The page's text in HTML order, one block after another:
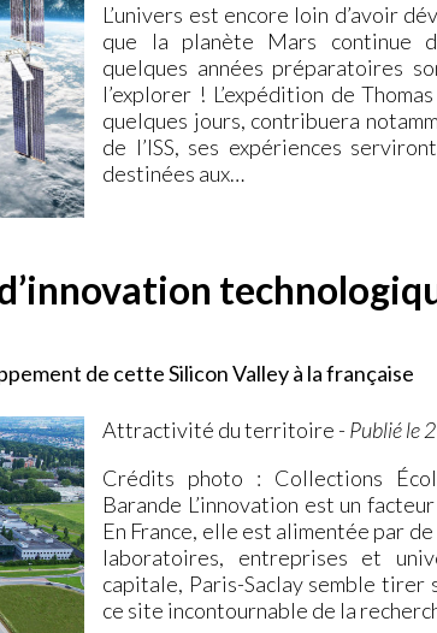
L’univers est encore loin d’avoir
que la planète Mars continue
quelques années préparatoires
l’explorer ! L’expédition de
quelques jours, contribuera
de l’ISS, ses expériences
destinées aux…
de cette Silicon Valley à la française
Attractivité du territoire - Publié le
Crédits photo : Collections
Barande L’innovation est un
En France, elle est alimentée par
laboratoires, entreprises et
capitale, Paris-Saclay semble tirer
ce site incontournable de la